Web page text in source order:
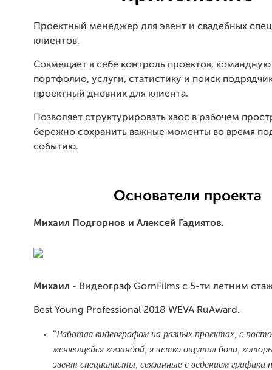
Проектный менеджер для эвент и свадебных
клиентов.
Совмещает в себе контроль проектов, командную
портфолио, услуги, статистику и поиск
проектный дневник для клиента.
Позволяет структурировать хаос в рабочем
бережно сохранить важные моменты во время
событию.
Основатели проекта
Михаил Подгорнов и Алексей Гадиятов.
Михаил - Видеограф GornFilms с 5-ти летним
Best Young Professional 2018 WEVA RuAward.
"Работая видеографом на разных проектах, с
меняющейся командой, я четко ощутил боли,
эвент специалисты, связанные с ведением графика